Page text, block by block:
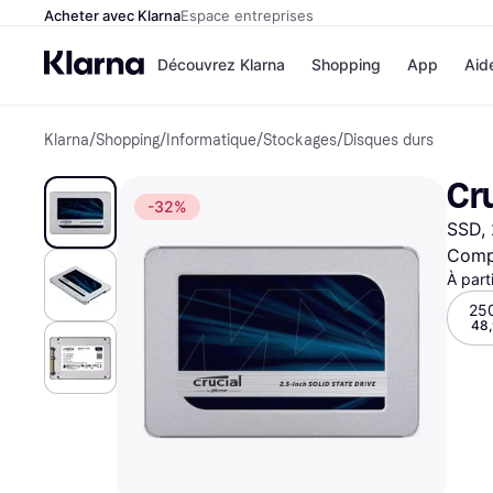
Acheter avec KlarnaEspace entreprises
Découvrez Klarna
Options de paiement
Payer maintenant
Paiement en 3 fois
Paiement à 30 jours
Klarna sur Apple Pay
Shopping
Magasins
Airbnb
Temu
JD Sports
Voir tous les
App
Klarna/Shopping/ Informatique/Stockages/Disques durs
-32%
À